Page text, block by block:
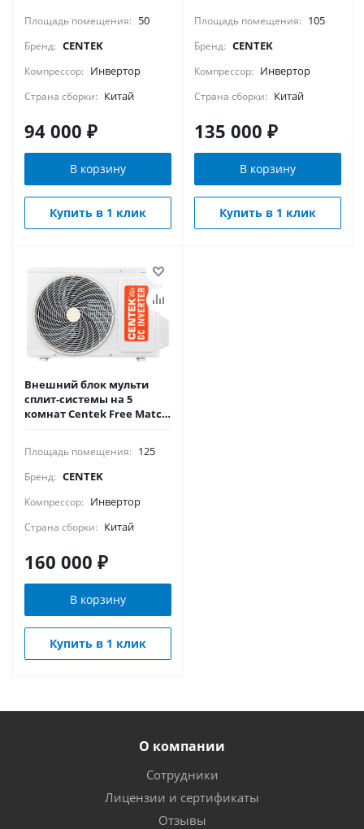
Площадь помещения: 50
Бренд: CENTEK
Компрессор: Инвертор
Страна сборки: Китай
94 000 ₽
В корзину
Купить в 1 клик
Площадь помещения: 105
Бренд: CENTEK
Компрессор: Инвертор
Страна сборки: Китай
135 000 ₽
В корзину
Купить в 1 клик
Внешний блок мульти
сплит-системы на 5
комнат Centek Free Match
Площадь помещения: 125
Бренд: CENTEK
Компрессор: Инвертор
Страна сборки: Китай
160 000 ₽
В корзину
Купить в 1 клик
О компании
Сотрудники
Лицензии и сертификаты
Отзывы